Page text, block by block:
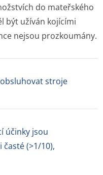
do mateřského
být užíván kojícími
nejsou prozkoumány.
stroje
účinky jsou
časté (>1/10),